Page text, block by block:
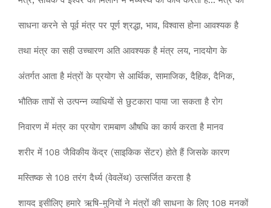
साधना करने से पूर्व मंत्र पर पूर्ण श्रद्धा, भाव, विश्वास होना आवश्यक है
तथा मंत्र का सही उच्चारण अति आवश्यक है मंत्र लय, नादयोग के
अंतर्गत आता है मंत्रों के प्रयोग से आर्थिक, सामाजिक, दैहिक, दैनिक,
भौतिक तापों से उत्पन्न व्याधियों से छुटकारा पाया जा सकता है रोग
निवारण में मंत्र का प्रयोग रामबाण औषधि का कार्य करता है मानव
शरीर में 108 जैविकीय केंद्र (साइकिक सेंटर) होते हैं जिसके कारण
मस्तिष्क से 108 तरंग दैर्ध्य (वेवलेंथ) उत्सर्जित करता है
शायद इसीलिए हमारे ऋषि-मुनियों ने मंत्रों की साधना के लिए 108 मनकों